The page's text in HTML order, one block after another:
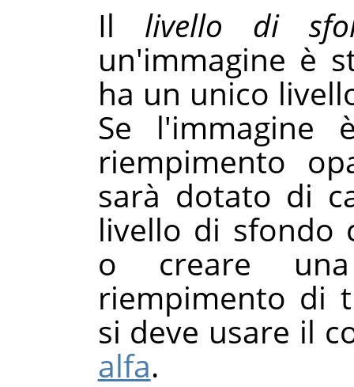
Il livello di
un'immagine è
ha un unico
Se l'immagine
riempimento
sarà dotato di
livello di sfondo
o creare
riempimento di
si deve usare il
alfa.